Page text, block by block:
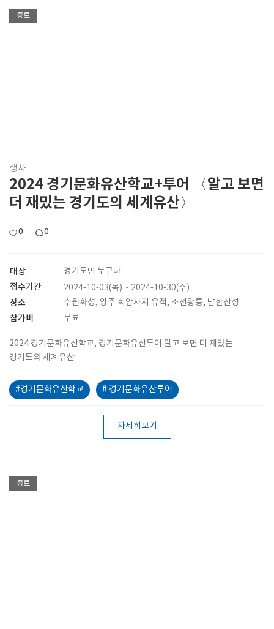
종료
행사
2024 경기문화유산학교+투어 〈알고 보면
더 재밌는 경기도의 세계유산〉
0 0
대상 경기도민 누구나
접수기간 2024-10-03(목) ~ 2024-10-30(수)
장소 수원화성, 양주 회암사지 유적, 조선왕릉, 남한산성
참가비 무료
2024 경기문화유산학교, 경기문화유산투어 알고 보면 더 재밌는
경기도의 세계유산
#경기문화유산학교 # 경기문화유산투어
자세히보기
종료